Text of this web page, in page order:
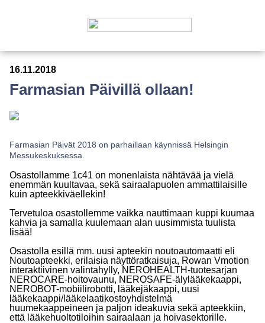
16.11.2018
Farmasian Päivillä ollaan!
Farmasian Päivät 2018 on parhaillaan käynnissä Helsingin
Messukeskuksessa.
Osastollamme 1c41 on monenlaista nähtävää ja vielä
enemmän kuultavaa, sekä sairaalapuolen ammattilaisille
kuin apteekkiväellekin!
Tervetuloa osastollemme vaikka nauttimaan kuppi kuumaa
kahvia ja samalla kuulemaan alan uusimmista tuulista
lisää!
Osastolla esillä mm. uusi apteekin noutoautomaatti eli
Noutoapteekki, erilaisia näyttöratkaisuja, Rowan Vmotion
interaktiivinen valintahylly, NEROHEALTH-tuotesarjan
NEROCARE-hoitovaunu, NEROSAFE-älylääkekaappi,
NEROBOT-mobiilirobotti, lääkejäkaappi, uusi
lääkekaappi/lääkelaatikostoyhdistelmä
huumekaappeineen ja paljon ideakuvia sekä apteekkiin,
että lääkehuoltotiloihin sairaalaan ja hoivasektorille.